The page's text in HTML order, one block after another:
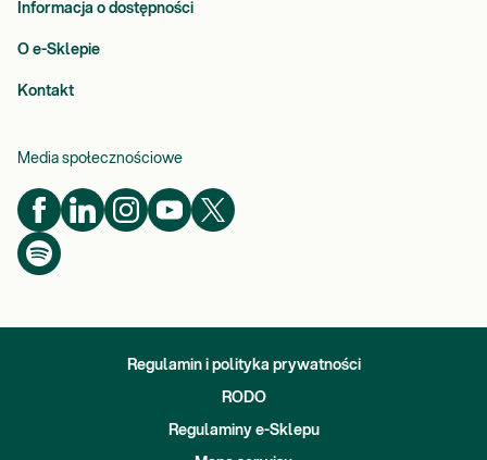
Informacja o dostępności
O e-Sklepie
Kontakt
Media społecznościowe
Regulamin i polityka prywatności
RODO
Regulaminy e-Sklepu